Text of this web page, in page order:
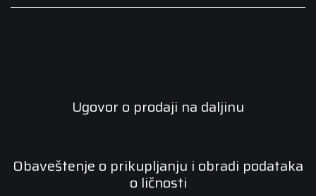
Ugovor o prodaji na daljinu
Obaveštenje o prikupljanju i obradi podataka
o ličnosti